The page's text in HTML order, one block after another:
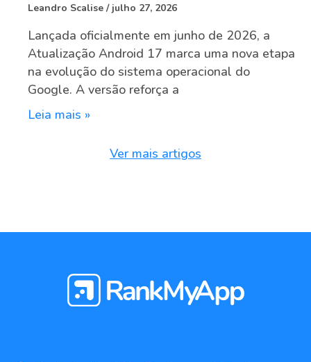
Leandro Scalise julho 27, 2026
Lançada oficialmente em junho de 2026, a
Atualização Android 17 marca uma nova etapa
na evolução do sistema operacional do
Google. A versão reforça a
Leia mais »
Ver mais artigos